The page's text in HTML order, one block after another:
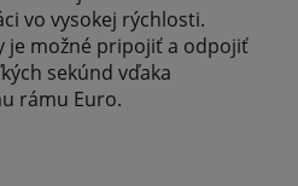
vo vysokej rýchlosti.
je možné pripojiť a odpojiť
sekúnd vďaka
rámu Euro.